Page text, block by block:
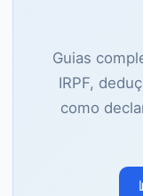
Guias
IRPF,
como